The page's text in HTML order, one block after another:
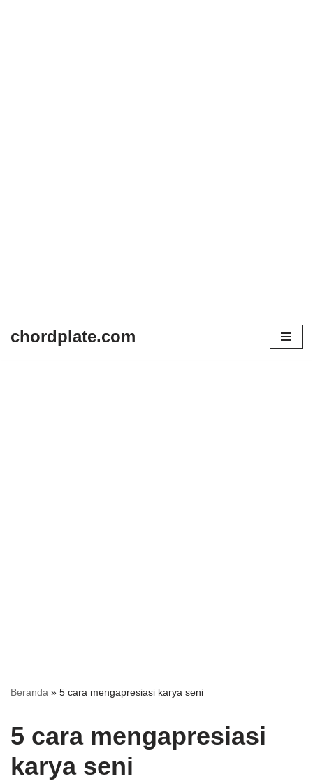
chordplate.com
Beranda » 5 cara mengapresiasi karya seni
5 cara mengapresiasi
karya seni